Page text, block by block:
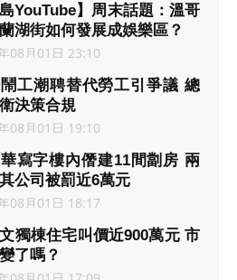
島YouTube】周末話題：溫哥
湖街如何發展成娛樂區？
08月01日 23:10
工潮聘替代勞工引爭議 總
決策合規
08月01日 19:10
寫字樓內僭建11間劏房 兩
公司被罰近6萬元
08月01日 18:17
獨棟住宅叫價近900萬元 市
了嗎？